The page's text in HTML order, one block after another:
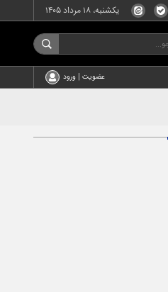
یکشنبه، ۱۸ مرداد ۱۴۰۵
عضویت | ورود